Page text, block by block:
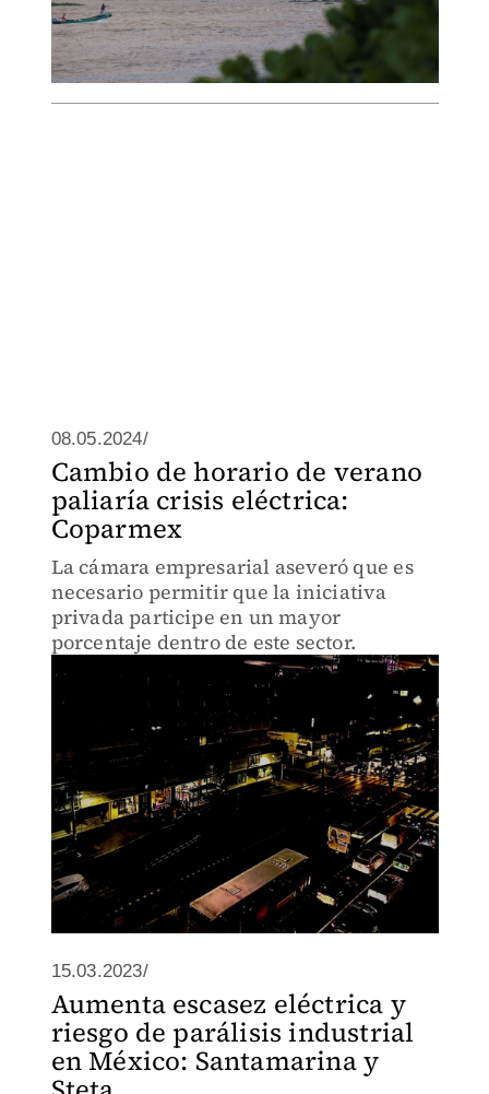
08.05.2024/
Cambio de horario de verano
paliaría crisis eléctrica:
Coparmex
La cámara empresarial aseveró que es
necesario permitir que la iniciativa
privada participe en un mayor
porcentaje dentro de este sector.
15.03.2023/
Aumenta escasez eléctrica y
riesgo de parálisis industrial
en México: Santamarina y